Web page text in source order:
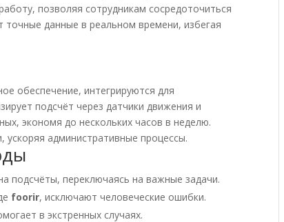
позволяя сотрудникам сосредоточиться
точные данные в реальном времени, избегая
обеспечение, интегрируются для
подсчёт через датчики движения и
экономя до нескольких часов в неделю.
ускоряя административные процессы.
подсчёты, переключаясь на важные задачи.
foorir, исключают человеческие ошибки.
в экстренных случаях.